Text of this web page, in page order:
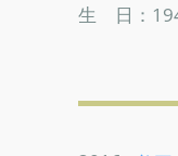
生 日：